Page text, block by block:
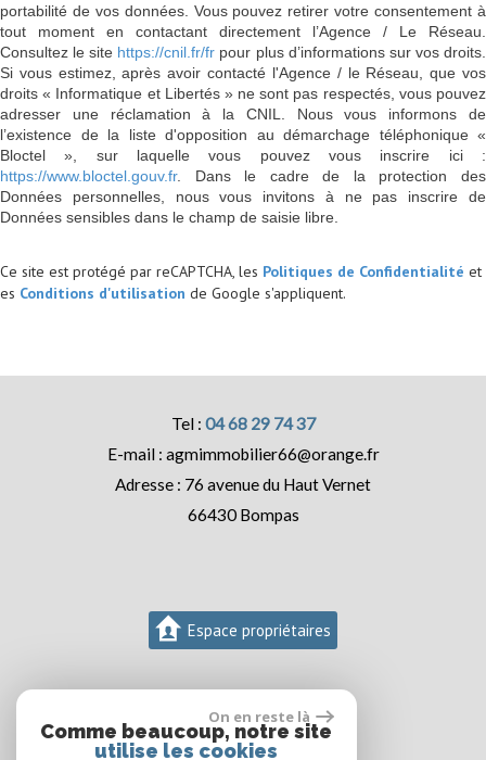
portabilité de vos données. Vous pouvez retirer votre consentement à
tout moment en contactant directement l’Agence / Le Réseau.
Consultez le site https://cnil.fr/fr pour plus d’informations sur vos droits.
Si vous estimez, après avoir contacté l'Agence / le Réseau, que vos
droits « Informatique et Libertés » ne sont pas respectés, vous pouvez
adresser une réclamation à la CNIL. Nous vous informons de
l’existence de la liste d'opposition au démarchage téléphonique «
Bloctel », sur laquelle vous pouvez vous inscrire ici :
https://www.bloctel.gouv.fr. Dans le cadre de la protection des
Données personnelles, nous vous invitons à ne pas inscrire de
Données sensibles dans le champ de saisie libre.
Ce site est protégé par reCAPTCHA, les Politiques de Confidentialité et
es Conditions d'utilisation de Google s'appliquent.
04 68 29 74 37
agmimmobilier66@orange.fr
76 avenue du Haut Vernet
66430 Bompas
Espace propriétaires
On en reste là
Comme beaucoup, notre site
utilise les cookies